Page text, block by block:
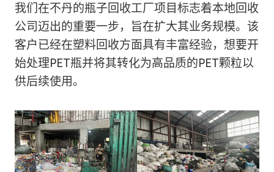
我们在不丹的瓶子回收工厂项目标志着本地回收
公司迈出的重要一步，旨在扩大其业务规模。该
客户已经在塑料回收方面具有丰富经验，想要开
始处理PET瓶并将其转化为高品质的PET颗粒以
供后续使用。